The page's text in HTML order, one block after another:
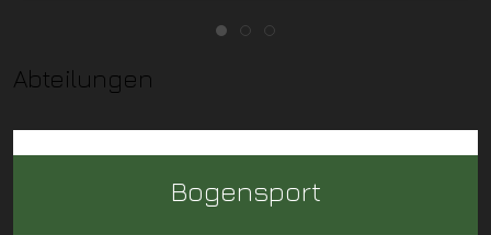
Abteilungen
Bogensport